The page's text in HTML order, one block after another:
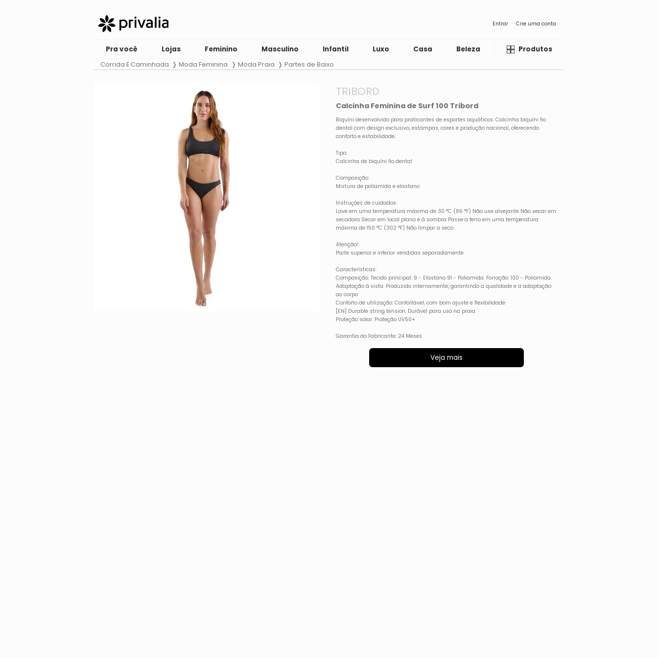
Entrar Crie uma conta
Pra você Lojas Feminino Masculino Infantil Luxo Casa Beleza LiquidaProdutos
Corrida E Caminhada Moda Feminina Moda Praia Partes de Baixo
TRIBORD
Calcinha Feminina de Surf 100 Tribord
Biquíni desenvolvido para praticantes de esportes aquáticos. Calcinha biquíni fio
dental com design exclusivo, estampas, cores e produção nacional, oferecendo
conforto e estabilidade.
Tipo:
Calcinha de biquíni fio dental
Composição:
Mistura de poliamida e elastano
Instruções de cuidados:
Lave em uma temperatura máxima de 30 °C (86 °F) Não use alvejante Não secar em
secadora Secar em local plano e à sombra Passe a ferro em uma temperatura
máxima de 150 °C (302 °F) Não limpar a seco
Atenção!
Parte superior e inferior vendidas separadamente
Características:
Composição: Tecido principal: 9 - Elastano 91 - Poliamida. Forração: 100 - Poliamida.
Adaptação à vista: Produzido internamente, garantindo a qualidade e a adaptação
ao corpo
Conforto de utilização: Confortável, com bom ajuste e flexibilidade
[EN] Durable string tension: Durável para uso na praia
Proteção solar: Proteção UV50+
Garantia do Fabricante: 24 Meses
Veja mais